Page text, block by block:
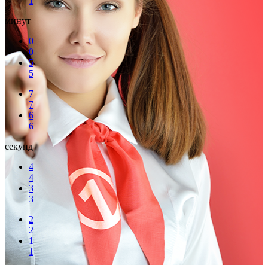
минут
0
0
5
5
7
7
6
6
секунд
4
4
3
3
2
2
1
1